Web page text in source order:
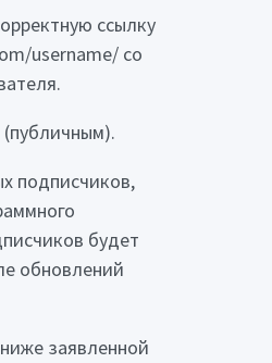
ссылку
username/ со
подписчиков,
будет
обновлений
заявленной